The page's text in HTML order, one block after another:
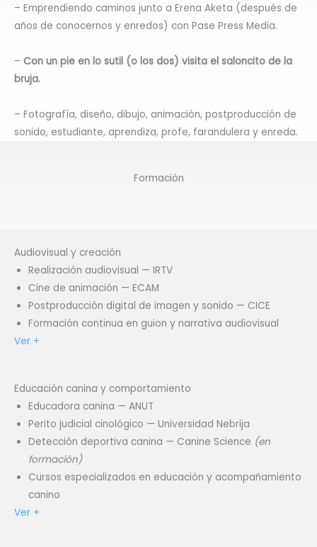
– Emprendiendo caminos junto a Erena Aketa (después de
años de conocernos y enredos) con Pase Press Media.
– Con un pie en lo sutil (o los dos) visita el saloncito de la
bruja.
– Fotografía, diseño, dibujo, animación, postproducción de
sonido, estudiante, aprendiza, profe, farandulera y enreda.
Formación
Audiovisual y creación
Realización audiovisual — IRTV
Cine de animación — ECAM
Postproducción digital de imagen y sonido — CICE
Formación continua en guion y narrativa audiovisual
Ver +
Educación canina y comportamiento
Educadora canina — ANUT
Perito judicial cinológico — Universidad Nebrija
Detección deportiva canina — Canine Science (en
formación)
Cursos especializados en educación y acompañamiento
canino
Ver +